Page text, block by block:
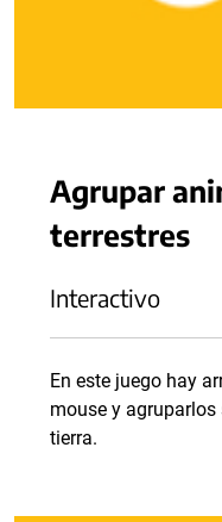
Agrupar
terrestres
Interactivo
En este juego hay
mouse y agruparlos
tierra.